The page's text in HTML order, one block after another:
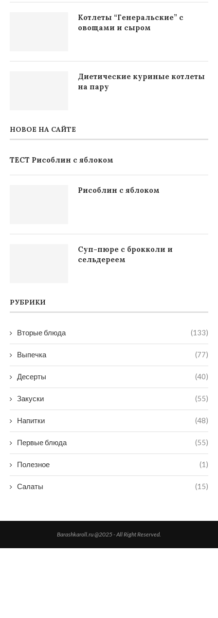
Котлеты “Генеральские” с
овощами и сыром
Диетические куриные котлеты
на пару
НОВОЕ НА САЙТЕ
ТЕСТ Рисоблин с яблоком
Рисоблин с яблоком
Суп-пюре с брокколи и
сельдереем
РУБРИКИ
Вторые блюда (133)
Выпечка (77)
Десерты (40)
Закуски (55)
Напитки (48)
Первые блюда (55)
Полезное (1)
Салаты (15)
Barashkaroll.ru @2025 - All Right Reserved.